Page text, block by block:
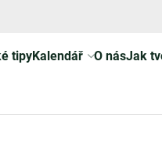
tipyKalendář O násJak